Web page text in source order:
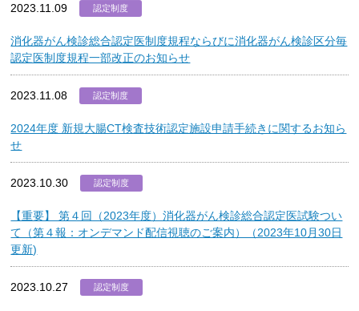
2023.11.09 認定制度
消化器がん検診総合認定医制度規程ならびに消化器がん検診区分毎
認定医制度規程一部改正のお知らせ
2023.11.08 認定制度
2024年度 新規大腸CT検査技術認定施設申請手続きに関するお知ら
せ
2023.10.30 認定制度
【重要】 第４回（2023年度）消化器がん検診総合認定医試験つい
て（第４報：オンデマンド配信視聴のご案内）（2023年10月30日
更新)
2023.10.27 認定制度